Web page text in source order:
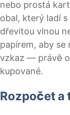
nebo prostá
obal, který ladí
dřevitou vlnou
papírem, aby se
vzkaz — právě
kupované.
Rozpočet a